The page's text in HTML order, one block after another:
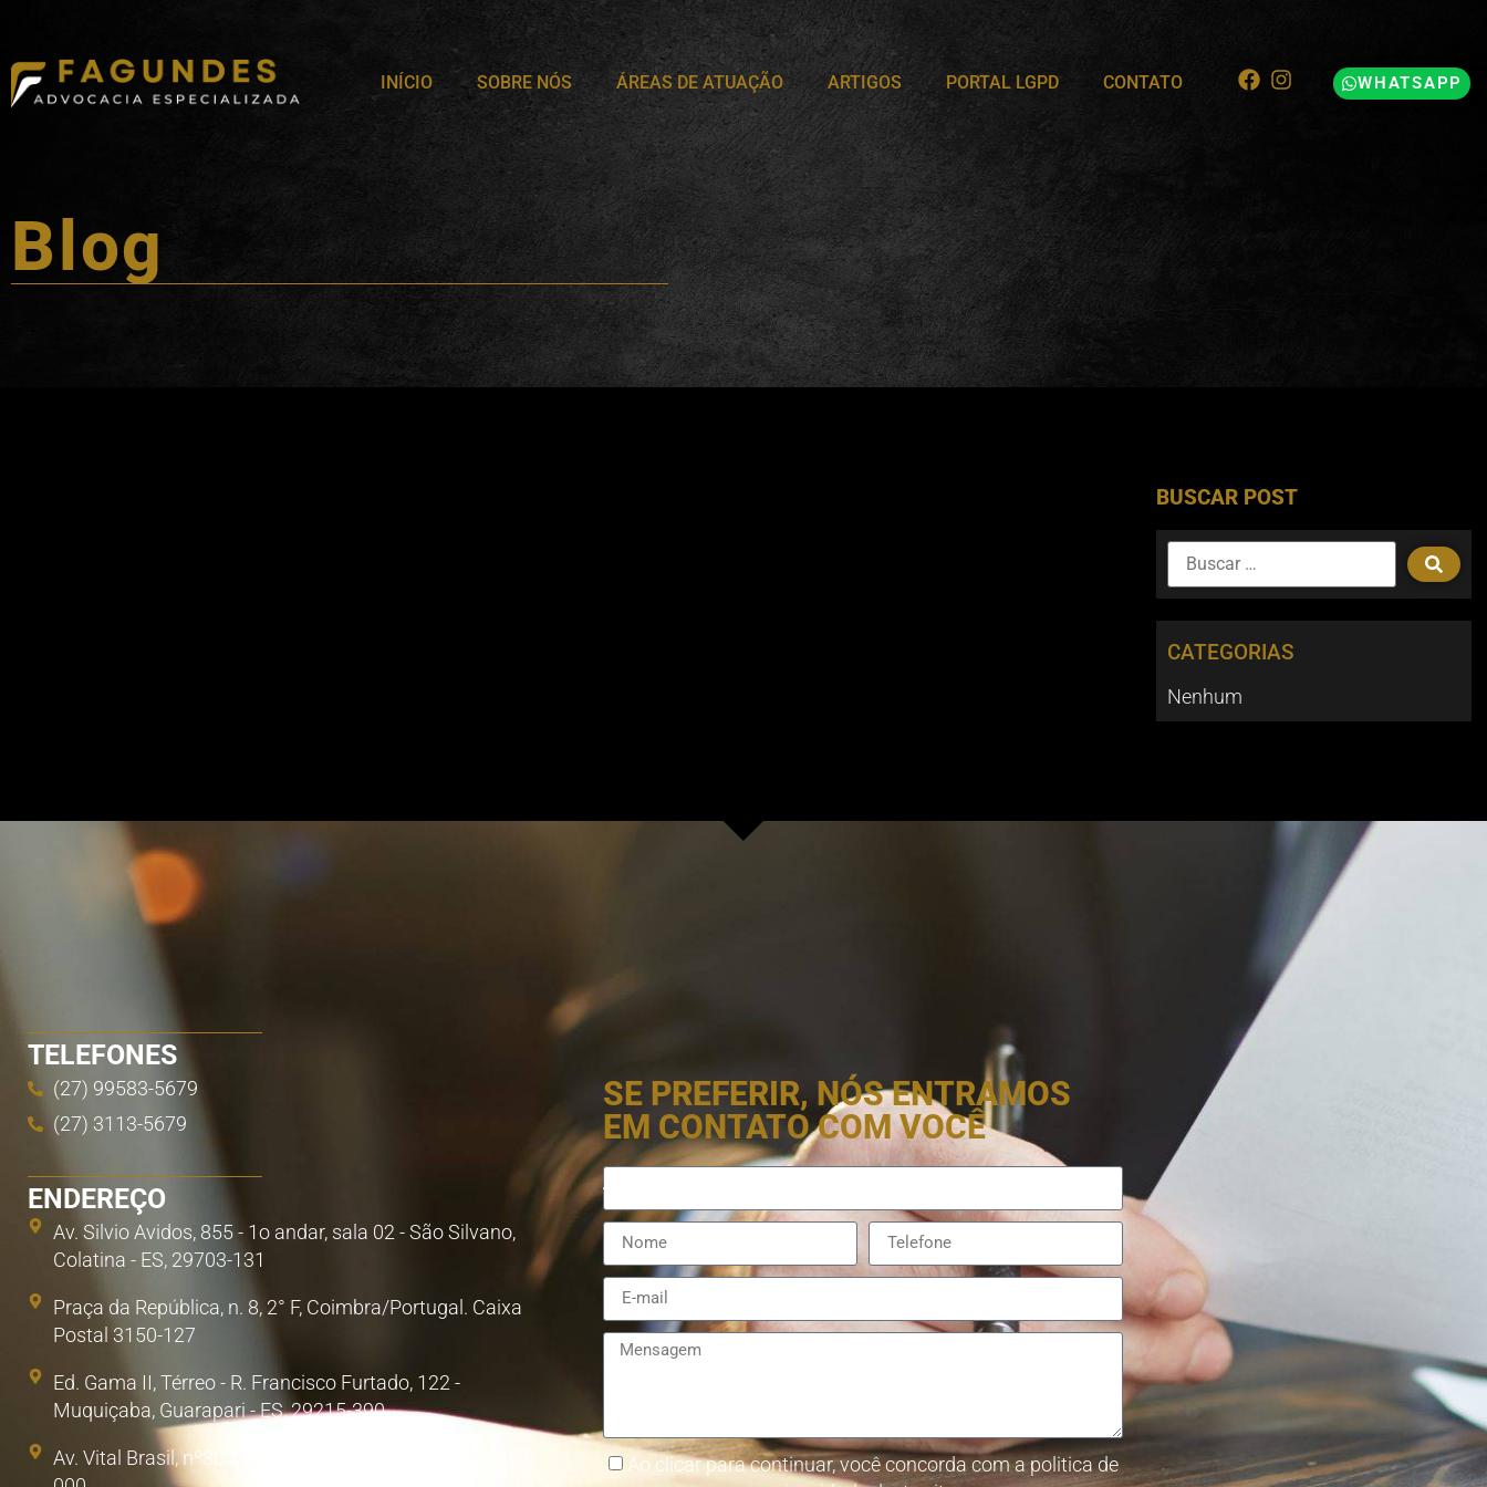
INÍCIO SOBRE NÓS ÁREAS DE ATUAÇÃO ARTIGOS PORTAL LGPD CONTATO WHATSAPP
Blog
BUSCAR POST
CATEGORIAS
Nenhum
TELEFONES
(27) 99583-5679
(27) 3113-5679
ENDEREÇO
Av. Silvio Avidos, 855 - 1o andar, sala 02 - São Silvano,
Colatina - ES, 29703-131
Praça da República, n. 8, 2° F, Coimbra/Portugal. Caixa
Postal 3150-127
Ed. Gama II, Térreo - R. Francisco Furtado, 122 -
Muquiçaba, Guarapari - ES, 29215-390
Av. Vital Brasil, nº300, Sala 1. Poá, São Paulo/SP. 08857-
SE PREFERIR, NÓS ENTRAMOS
EM CONTATO COM VOCÊ
Ao clicar para continuar, você concorda com a politica de